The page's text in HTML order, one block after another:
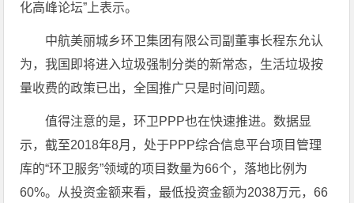
化高峰论坛”上表示。
中航美丽城乡环卫集团有限公司副董事长程东允认
为，我国即将进入垃圾强制分类的新常态，生活垃圾按
量收费的政策已出，全国推广只是时间问题。
值得注意的是，环卫PPP也在快速推进。数据显
示，截至2018年8月，处于PPP综合信息平台项目管理
库的“环卫服务”领域的项目数量为66个，落地比例为
60%。从投资金额来看，最低投资金额为2038万元，66